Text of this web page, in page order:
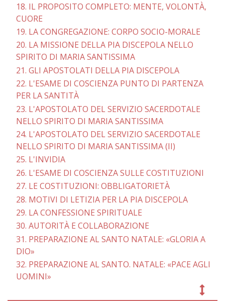
18. IL PROPOSITO COMPLETO: MENTE, VOLONTÀ,
CUORE
19. LA CONGREGAZIONE: CORPO SOCIO-MORALE
20. LA MISSIONE DELLA PIA DISCEPOLA NELLO
SPIRITO DI MARIA SANTISSIMA
21. GLI APOSTOLATI DELLA PIA DISCEPOLA
22. L'ESAME DI COSCIENZA PUNTO DI PARTENZA
PER LA SANTITÀ
23. L'APOSTOLATO DEL SERVIZIO SACERDOTALE
NELLO SPIRITO DI MARIA SANTISSIMA
24. L'APOSTOLATO DEL SERVIZIO SACERDOTALE
NELLO SPIRITO DI MARIA SANTISSIMA (II)
25. L'INVIDIA
26. L'ESAME DI COSCIENZA SULLE COSTITUZIONI
27. LE COSTITUZIONI: OBBLIGATORIETÀ
28. MOTIVI DI LETIZIA PER LA PIA DISCEPOLA
29. LA CONFESSIONE SPIRITUALE
30. AUTORITÀ E COLLABORAZIONE
31. PREPARAZIONE AL SANTO NATALE: «GLORIA A
DIO»
32. PREPARAZIONE AL SANTO. NATALE: «PACE AGLI
UOMINI»